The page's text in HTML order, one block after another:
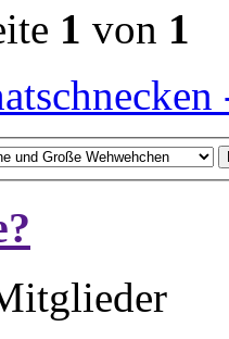
1 von 1